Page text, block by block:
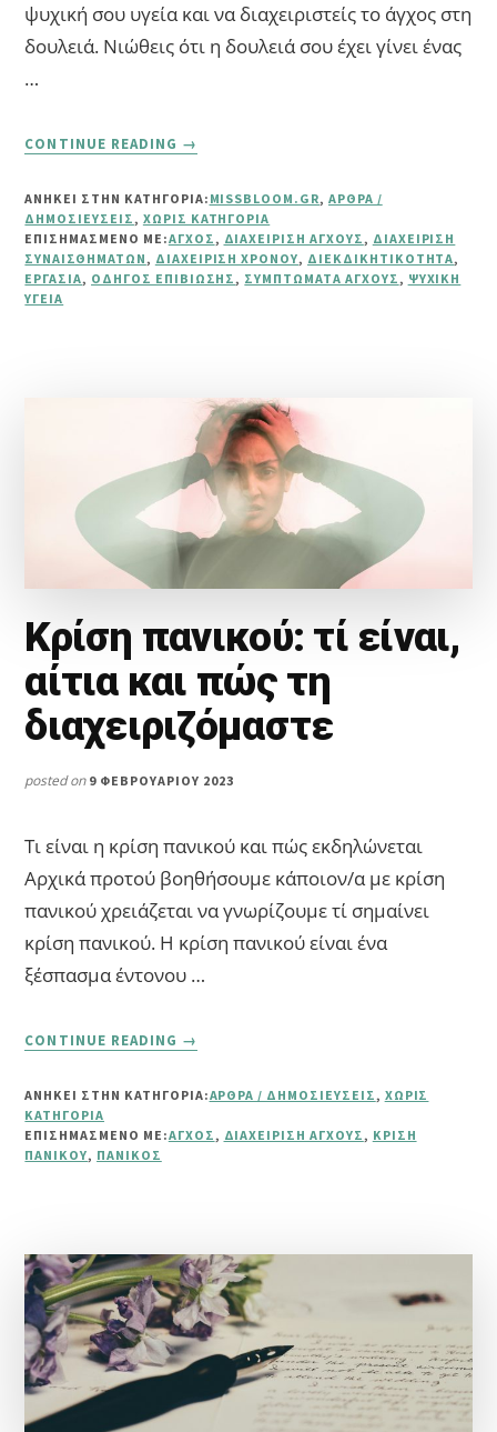
ψυχική σου υγεία και να διαχειριστείς το άγχος στη
δουλειά. Νιώθεις ότι η δουλειά σου έχει γίνει ένας
…
CONTINUE READING
ABOUT
ΕΡΓΑΣΊΑ:
ΟΔΗΓΌΣ
ΕΠΙΒΊΩΣΗΣ
ΓΙΑ
ΣΟΥ
ΥΓΕΊΑ
→
ΑΝΗΚΕΙ ΣΤΗΝ ΚΑΤΗΓΟΡΙΑ: MISSBLOOM.GR, ΆΡΘΡΑ /
ΔΗΜΟΣΙΕΎΣΕΙΣ, ΧΩΡΊΣ ΚΑΤΗΓΟΡΊΑ
ΕΠΙΣΗΜΑΣΜΈΝΟ ΜΕ:ΆΓΧΟΣ, ΔΙΑΧΕΊΡΙΣΗ ΆΓΧΟΥΣ, ΔΙΑΧΕΊΡΙΣΗ
ΣΥΝΑΙΣΘΗΜΆΤΩΝ, ΔΙΑΧΕΊΡΙΣΗ ΧΡΌΝΟΥ, ΔΙΕΚΔΙΚΗΤΙΚΌΤΗΤΑ,
ΕΡΓΑΣΊΑ, ΟΔΗΓΌΣ ΕΠΙΒΊΩΣΗΣ, ΣΥΜΠΤΏΜΑΤΑ ΆΓΧΟΥΣ, ΨΥΧΙΚΉ
ΥΓΕΊΑ
Κρίση πανικού: τί είναι,
αίτια και πώς τη
διαχειριζόμαστε
posted on 9 ΦΕΒΡΟΥΑΡΊΟΥ 2023
Τι είναι η κρίση πανικού και πώς εκδηλώνεται
Αρχικά προτού βοηθήσουμε κάποιον/α με κρίση
πανικού χρειάζεται να γνωρίζουμε τί σημαίνει
κρίση πανικού. Η κρίση πανικού είναι ένα
ξέσπασμα έντονου …
CONTINUE READING
ABOUT
ΚΡΊΣΗ
ΤΊ
ΕΊΝΑΙ,
ΔΙΑΧΕΙΡΙΖΌΜΑΣΤΕ
→
ΑΝΗΚΕΙ ΣΤΗΝ ΚΑΤΗΓΟΡΙΑ:ΆΡΘΡΑ / ΔΗΜΟΣΙΕΎΣΕΙΣ, ΧΩΡΊΣ
ΚΑΤΗΓΟΡΊΑ
ΕΠΙΣΗΜΑΣΜΈΝΟ ΜΕ:ΆΓΧΟΣ, ΔΙΑΧΕΊΡΙΣΗ ΆΓΧΟΥΣ, ΚΡΊΣΗ
ΠΑΝΙΚΟΎ, ΠΑΝΙΚΌΣ